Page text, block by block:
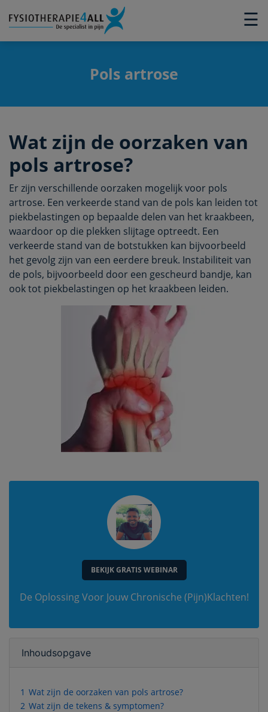
☰
×
Pols artrose
Wat zijn de oorzaken van
pols artrose?
Er zijn verschillende oorzaken mogelijk voor pols
artrose. Een verkeerde stand van de pols kan leiden tot
piekbelastingen op bepaalde delen van het kraakbeen,
waardoor op die plekken slijtage optreedt. Een
verkeerde stand van de botstukken kan bijvoorbeeld
het gevolg zijn van een eerdere breuk. Instabiliteit van
de pols, bijvoorbeeld door een gescheurd bandje, kan
ook tot piekbelastingen op het kraakbeen leiden.
BEKIJK GRATIS WEBINAR
De Oplossing Voor Jouw Chronische (Pijn)Klachten!
Inhoudsopgave
1 Wat zijn de oorzaken van pols artrose?
2 Wat zijn de tekens & symptomen?